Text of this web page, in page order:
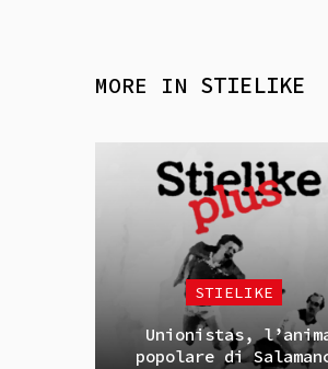
MORE IN STIELIKE
STIELIKE
Unionistas,
popolare di